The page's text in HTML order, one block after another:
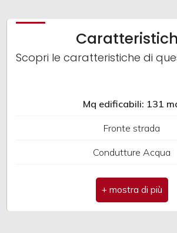
Scopri le caratteristiche di
Mq edificabili: 131
Fronte strada
Condutture Acqua
Metano
Linee telefoniche